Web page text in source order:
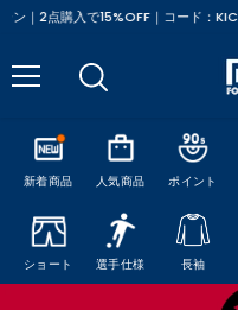
コンテンツにスキップ15,980円以上で
新着商品 人気商品 ポイント
ショート 選手仕様 長袖